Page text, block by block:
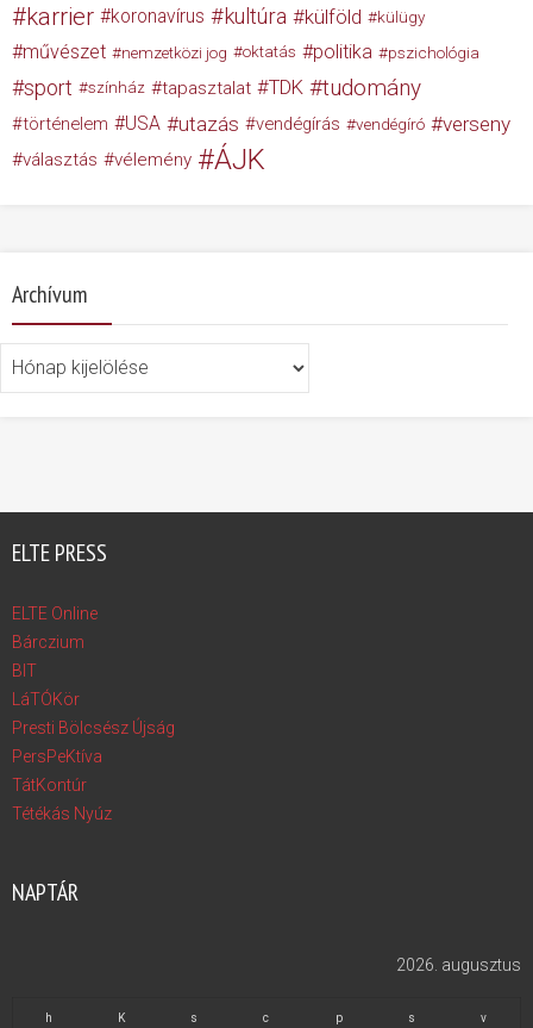
karrier koronavírus kultúra külföld külügy
művészet nemzetközi jog oktatás politika pszichológia
sport színház tapasztalat TDK tudomány
történelem USA utazás vendégírás vendégíró verseny
választás vélemény ÁJK
Archívum
Archívum
ELTE PRESS
ELTE Online
Bárczium
BIT
LáTÓKör
Presti Bölcsész Újság
PersPeKtíva
TátKontúr
Tétékás Nyúz
NAPTÁR
2026. augusztus
h K s c p s v